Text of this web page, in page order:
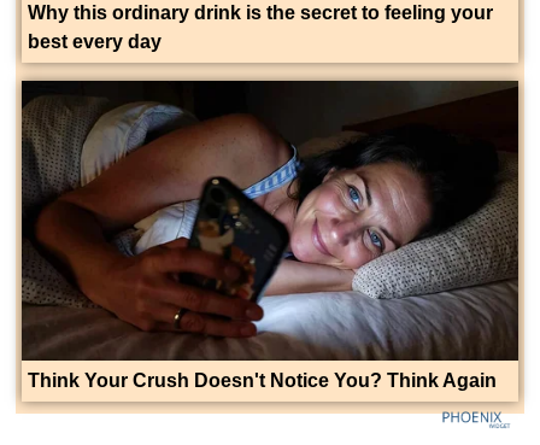
Why this ordinary drink is the secret to feeling your
best every day
Think Your Crush Doesn't Notice You? Think Again